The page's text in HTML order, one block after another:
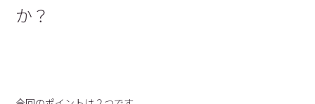
か？